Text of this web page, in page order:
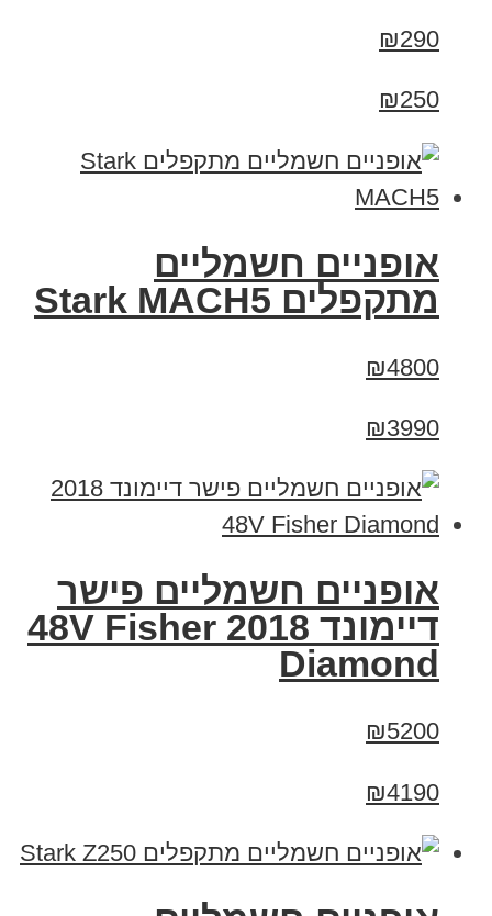
₪290
₪250
‏אופניים חשמליים
‏מתקפלים Stark MACH5
₪4800
₪3990
אופניים חשמליים פישר
דיימונד 2018 48V Fisher
Diamond
₪5200
₪4190